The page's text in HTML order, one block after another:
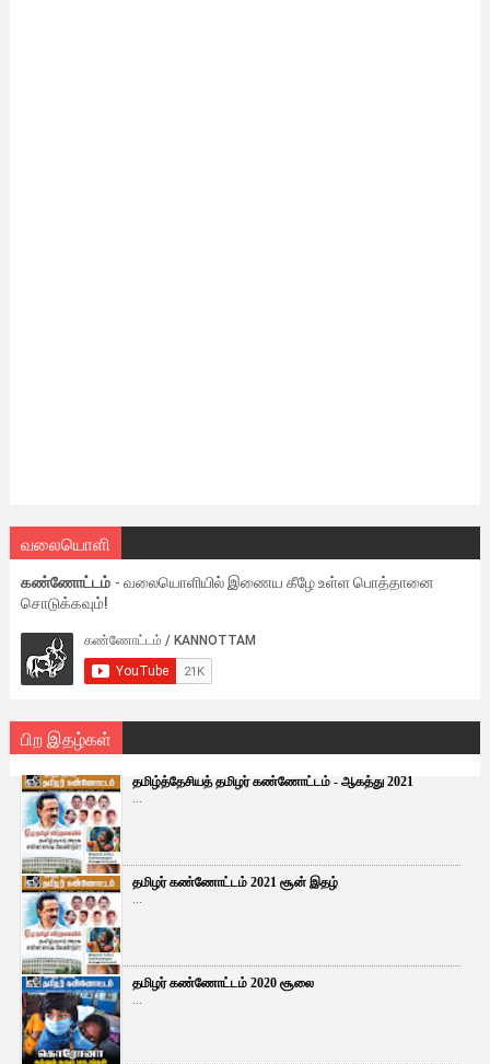
வலையொளி
கண்ணோட்டம் - வலையொளியில் இணைய கீழே உள்ள பொத்தானை
சொடுக்கவும்!
பிற இதழ்கள்
தமிழ்த்தேசியத் தமிழர் கண்ணோட்டம் - ஆகத்து 2021
...
தமிழர் கண்ணோட்டம் 2021 சூன் இதழ்
...
தமிழர் கண்ணோட்டம் 2020 சூலை
...